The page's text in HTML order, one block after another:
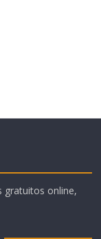
gratuitos online,